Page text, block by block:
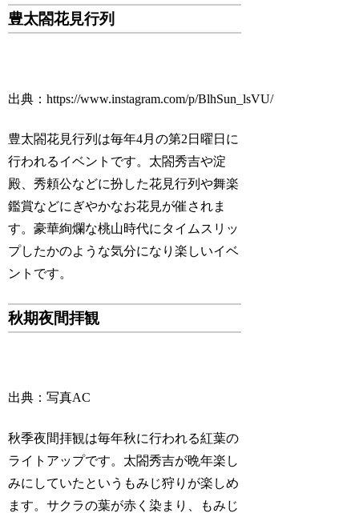
豊太閤花見行列
出典：https://www.instagram.com/p/BlhSun_lsVU/
豊太閤花見行列は毎年4月の第2日曜日に
行われるイベントです。太閤秀吉や淀
殿、秀頼公などに扮した花見行列や舞楽
鑑賞などにぎやかなお花見が催されま
す。豪華絢爛な桃山時代にタイムスリッ
プしたかのような気分になり楽しいイベ
ントです。
秋期夜間拝観
出典：写真AC
秋季夜間拝観は毎年秋に行われる紅葉の
ライトアップです。太閤秀吉が晩年楽し
みにしていたというもみじ狩りが楽しめ
ます。サクラの葉が赤く染まり、もみじ